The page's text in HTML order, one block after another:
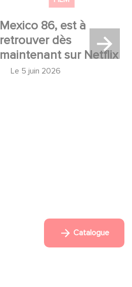
FILM
Mexico 86, est à retrouver
dès maintenant sur Netflix
Catalogue